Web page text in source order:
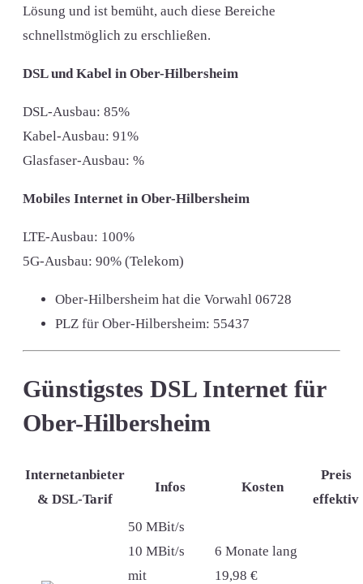
Lösung und ist bemüht, auch diese Bereiche
schnellstmöglich zu erschließen.
DSL und Kabel in Ober-Hilbersheim
DSL-Ausbau: 85%
Kabel-Ausbau: 91%
Glasfaser-Ausbau: %
Mobiles Internet in Ober-Hilbersheim
LTE-Ausbau: 100%
5G-Ausbau: 90% (Telekom)
Ober-Hilbersheim hat die Vorwahl 06728
PLZ für Ober-Hilbersheim: 55437
Günstigstes DSL Internet für
Ober-Hilbersheim
Internetanbieter
& DSL-Tarif
Infos Kosten
Preis
effektiv
50 MBit/s
10 MBit/s
mit
6 Monate lang
19,98 €